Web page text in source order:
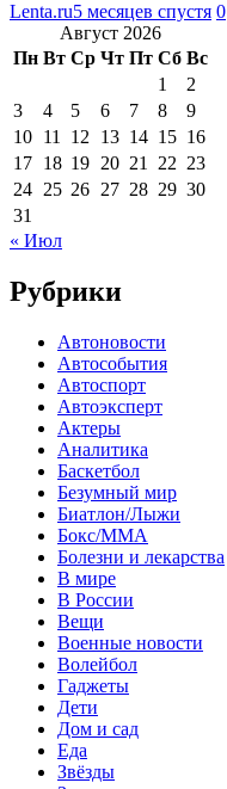
Lenta.ru5 месяцев спустя 0
Август 2026
Пн Вт Ср Чт Пт Сб Вс
1
2
3
4 5 6 7 8
9
10 11 12 13 14 15 16
17 18 19 20 21 22 23
24 25 26 27 28 29 30
31
« Июл
Рубрики
Автоновости
Автособытия
Автоспорт
Автоэксперт
Актеры
Аналитика
Баскетбол
Безумный мир
Биатлон/Лыжи
Бокс/MMA
Болезни и лекарства
В мире
В России
Вещи
Военные новости
Волейбол
Гаджеты
Дети
Дом и сад
Еда
Звёзды